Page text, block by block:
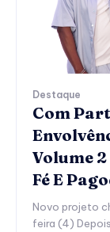
Destaque
Com
Volume
Fé E
Novo projeto
feira (4)